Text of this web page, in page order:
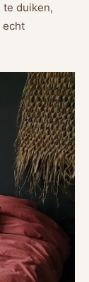
te duiken,
echt